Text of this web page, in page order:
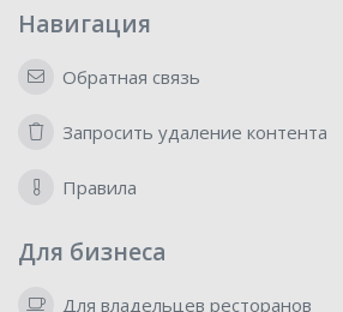
Навигация
Обратная связь
Запросить удаление контента
Правила
Для бизнеса
Для владельцев ресторанов